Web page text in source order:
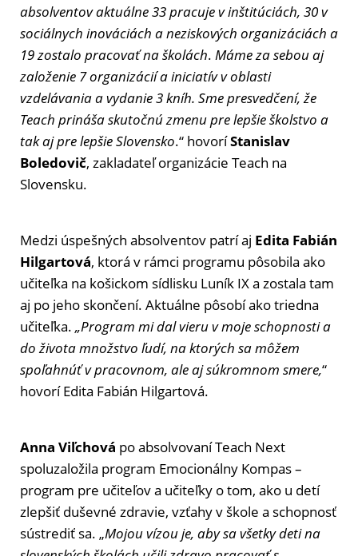
absolventov aktuálne 33 pracuje v inštitúciách, 30 v
sociálnych inováciách a neziskových organizáciách a
19 zostalo pracovať na školách. Máme za sebou aj
založenie 7 organizácií a iniciatív v oblasti
vzdelávania a vydanie 3 kníh. Sme presvedčení, že
Teach prináša skutočnú zmenu pre lepšie školstvo a
tak aj pre lepšie Slovensko.“ hovoríStanislav
Boledovič, zakladateľ organizácie Teach na
Slovensku.
Medzi úspešných absolventov patrí aj Edita Fabián
Hilgartová, ktorá v rámci programu pôsobila ako
učiteľka na košickom sídlisku Luník IX a zostala tam
aj po jeho skončení. Aktuálne pôsobí ako triedna
učiteľka. „Program mi dal vieru v moje schopnosti a
do života množstvo ľudí, na ktorých sa môžem
spoľahnúť v pracovnom, ale aj súkromnom smere,“
hovorí Edita Fabián Hilgartová.
Anna Viľchová po absolvovaní Teach Next
spoluzaložila program Emocionálny Kompas –
program pre učiteľov a učiteľky o tom, ako u detí
zlepšiť duševné zdravie, vzťahy v škole a schopnosť
sústrediť sa. „Mojou vízou je, aby sa všetky deti na